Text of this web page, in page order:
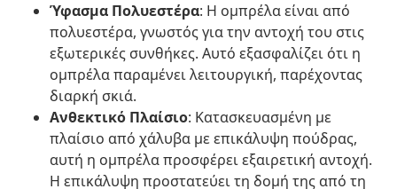
Ύφασμα Πολυεστέρα: Η ομπρέλα είναι από
πολυεστέρα, γνωστός για την αντοχή του στις
εξωτερικές συνθήκες. Αυτό εξασφαλίζει ότι η
ομπρέλα παραμένει λειτουργική, παρέχοντας
διαρκή σκιά.
Ανθεκτικό Πλαίσιο: Κατασκευασμένη με
πλαίσιο από χάλυβα με επικάλυψη πούδρας,
αυτή η ομπρέλα προσφέρει εξαιρετική αντοχή.
Η επικάλυψη προστατεύει τη δομή της από τη